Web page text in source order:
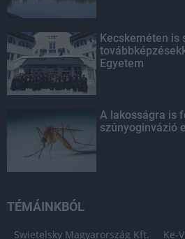
Kecskeméten is
Egyetem
A lakosságra is
szúnyoginvázió
TÉMÁINKBÓL
Swietelsky Magyarország Kft. Ke-